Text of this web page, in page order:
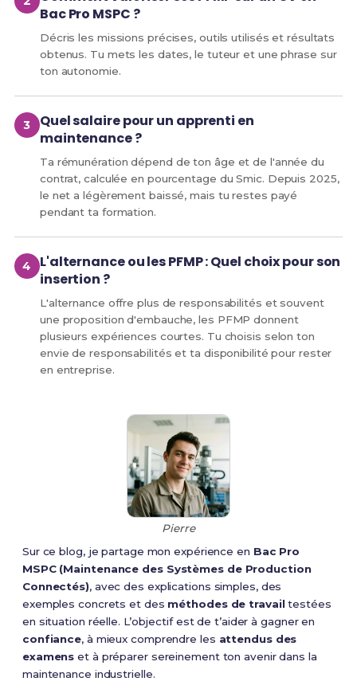
Bac Pro MSPC ?
Décris les missions précises, outils utilisés et résultats
obtenus. Tu mets les dates, le tuteur et une phrase sur
ton autonomie.
Quel salaire pour un apprenti en
maintenance ?
Ta rémunération dépend de ton âge et de l'année du
contrat, calculée en pourcentage du Smic. Depuis 2025,
le net a légèrement baissé, mais tu restes payé
pendant ta formation.
L'alternance ou les PFMP : Quel choix pour son
insertion ?
L'alternance offre plus de responsabilités et souvent
une proposition d'embauche, les PFMP donnent
plusieurs expériences courtes. Tu choisis selon ton
envie de responsabilités et ta disponibilité pour rester
en entreprise.
Pierre
Sur ce blog, je partage mon expérience en Bac Pro
MSPC (Maintenance des Systèmes de Production
Connectés), avec des explications simples, des
exemples concrets et des méthodes de travailtestées
en situation réelle. L’objectif est de t’aider à gagner en
confiance, à mieux comprendre les attendus des
examens et à préparer sereinement ton avenir dans la
maintenance industrielle.